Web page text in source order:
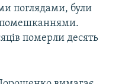
поглядами, були
помешканнями.
померли десять